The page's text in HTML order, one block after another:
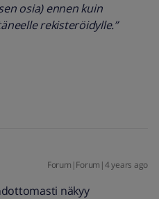
osia) ennen kuin
rekisteröidylle.”
Forum|Forum|4 years ago
näkyy